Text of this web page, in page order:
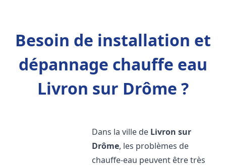
Besoin de installation et
dépannage chauffe eau
Livron sur Drôme ?
Dans la ville de Livron sur
Drôme, les problèmes de
chauffe-eau peuvent être très